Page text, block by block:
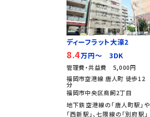
ディーフラット大濠2
8.4万円～ 3DK
管理費・共益費 5,000円
福岡市空港線 唐人町 徒歩12
分
福岡市中央区鳥飼2丁目
地下鉄空港線の「唐人町駅」や
「西新駅」、七隈線の「別府駅」